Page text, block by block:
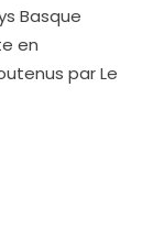
Basque
en
par Le